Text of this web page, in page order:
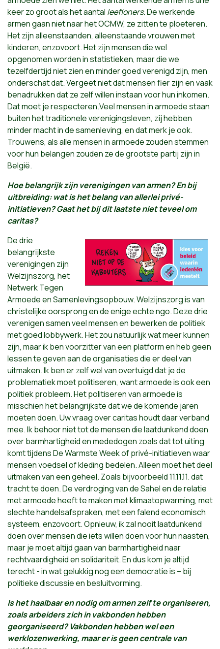
keer zo groot als het aantal leefloners. De werkende
armen gaan niet naar het OCMW, ze zitten te ploeteren.
Het zijn alleenstaanden, alleenstaande vrouwen met
kinderen, enzovoort. Het zijn mensen die wel
opgenomen worden in statistieken, maar die we
tezelfdertijd niet zien en minder goed verenigd zijn, men
onderschat dat. Vergeet niet dat mensen fier zijn en vaak
benadrukken dat ze zelf willen instaan voor hun inkomen.
Dat moet je respecteren.Veel mensen in armoede staan
buiten het traditionele verenigingsleven, zij hebben
minder macht in de samenleving, en dat merk je ook.
Trouwens, als alle mensen in armoede zouden stemmen
voor hun belangen zouden ze de grootste partij zijn in
België.
Hoe belangrijk zijn verenigingen van armen? En bij
uitbreiding: wat is het belang van allerlei privé-
initiatieven? Gaat het bij dit laatste niet teveel om
caritas?
De drie
belangrijkste
verenigingen zijn
Welzijnszorg, het
Netwerk Tegen
Armoede en Samenlevingsopbouw. Welzijnszorg is van
christelijke oorsprong en de enige echte ngo. Deze drie
verenigen samen veel mensen en bewerken de politiek
met goed lobbywerk. Het zou natuurlijk wat meer kunnen
zijn, maar ik ben voorzitter van een platform en heb geen
lessen te geven aan de organisaties die er deel van
uitmaken. Ik ben er zelf wel van overtuigd dat je de
problematiek moet politiseren, want armoede is ook een
politiek probleem. Het politiseren van armoede is
misschien het belangrijkste dat we de komende jaren
moeten doen. Uw vraag over caritas houdt daar verband
mee. Ik behoor niet tot de mensen die laatdunkend doen
over barmhartigheid en mededogen zoals dat tot uiting
komt tijdens De Warmste Week of privé-initiatieven waar
mensen voedsel of kleding bedelen. Alleen moet het deel
uitmaken van een geheel. Zoals bijvoorbeeld 11.11.11. dat
tracht te doen. De verdroging van de Sahel en de relatie
met armoede heeft te maken met klimaatopwarming, met
slechte handelsafspraken, met een falend economisch
systeem, enzovoort. Opnieuw, ik zal nooit laatdunkend
doen over mensen die iets willen doen voor hun naasten,
maar je moet altijd gaan van barmhartigheid naar
rechtvaardigheid en solidariteit. En dus kom je altijd
terecht - in wat gelukkig nog een democratie is – bij
politieke discussie en besluitvorming.
Is het haalbaar en nodig om armen zelf te organiseren,
zoals arbeiders zich in vakbonden hebben
georganiseerd? Vakbonden hebben wel een
werklozenwerking, maar er is geen centrale van